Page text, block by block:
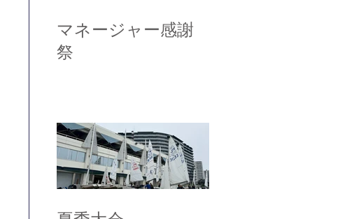
マネージャー感謝
祭